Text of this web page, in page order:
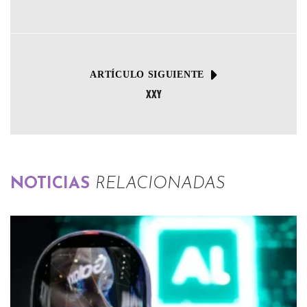
ARTÍCULO SIGUIENTE
XXY
NOTICIAS RELACIONADAS